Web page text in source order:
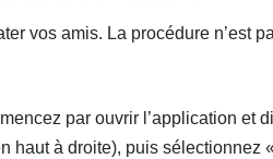
vos amis. La procédure n’est
par ouvrir l’application et
haut à droite), puis sélectionnez